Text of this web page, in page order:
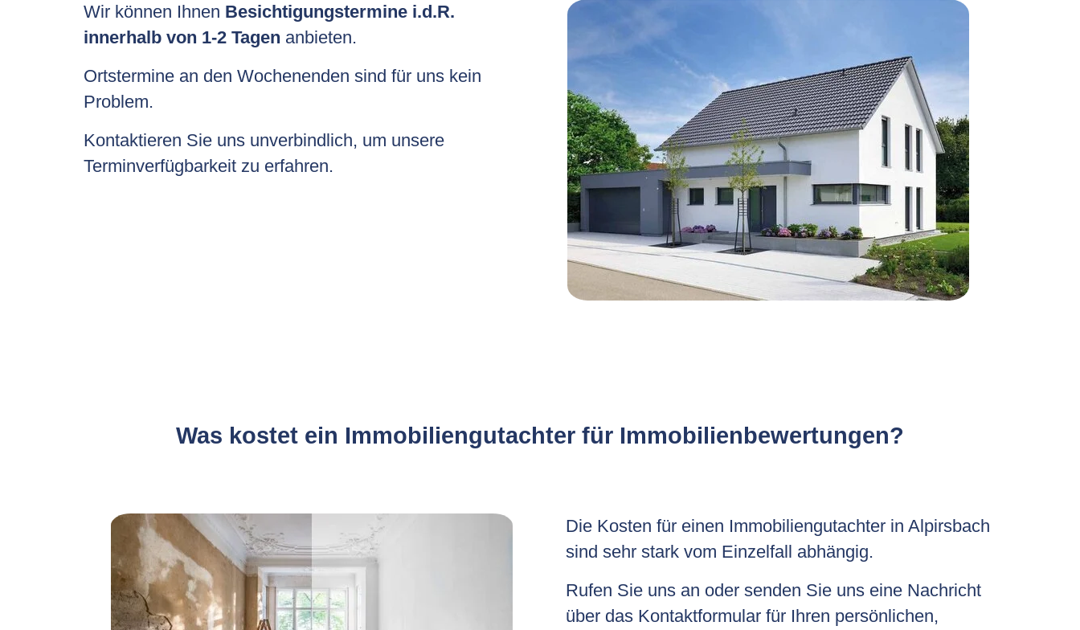
Wir können Ihnen Besichtigungstermine i.d.R.
innerhalb von 1-2 Tagen anbieten.
Ortstermine an den Wochenenden sind für uns kein
Problem.
Kontaktieren Sie uns unverbindlich, um unsere
Terminverfügbarkeit zu erfahren.
Was kostet ein Immobiliengutachter für Immobilienbewertungen?
Die Kosten für einen Immobiliengutachter in Alpirsbach
sind sehr stark vom Einzelfall abhängig.
Rufen Sie uns an oder senden Sie uns eine Nachricht
über das Kontaktformular für Ihren persönlichen,